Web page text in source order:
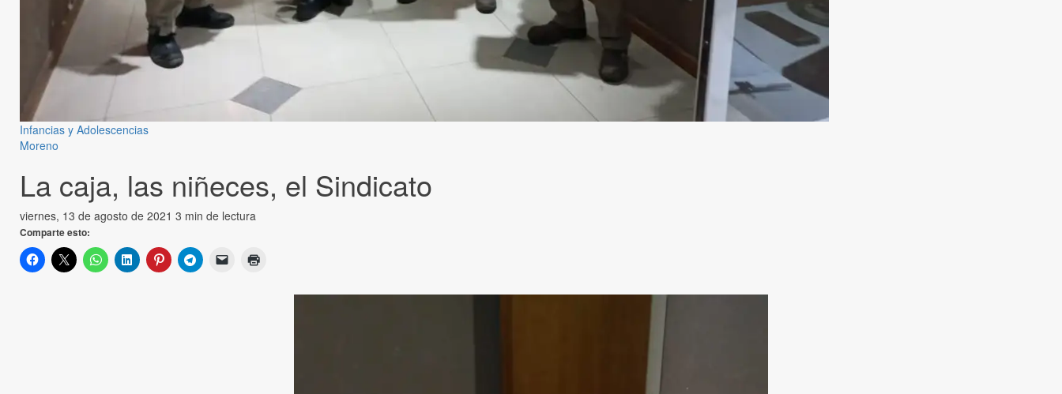
Infancias y Adolescencias
Moreno
La caja, las niñeces, el Sindicato
viernes, 13 de agosto de 2021 3 min de lectura
Comparte esto: